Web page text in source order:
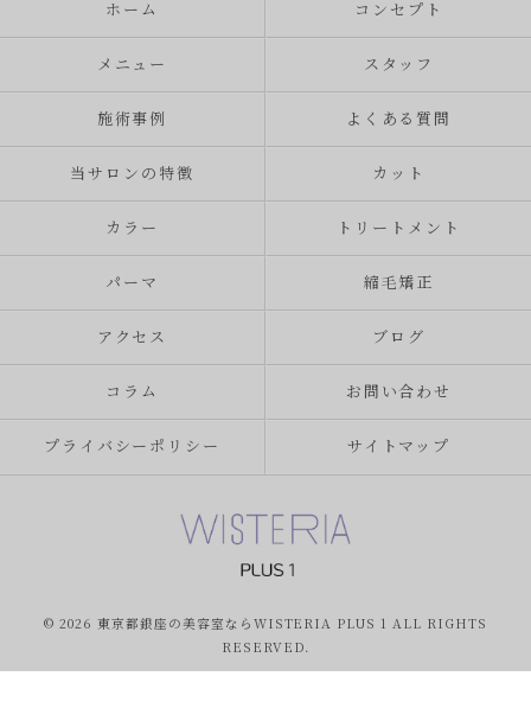
ホーム コンセプト
メニュー スタッフ
施術事例 よくある質問
当サロンの特徴 カット
カラー トリートメント
パーマ 縮毛矯正
アクセス ブログ
コラム お問い合わせ
プライバシーポリシー サイトマップ
© 2026 東京都銀座の美容室ならWISTERIA PLUS 1 ALL RIGHTS
RESERVED.